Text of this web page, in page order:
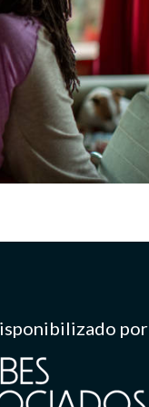
por